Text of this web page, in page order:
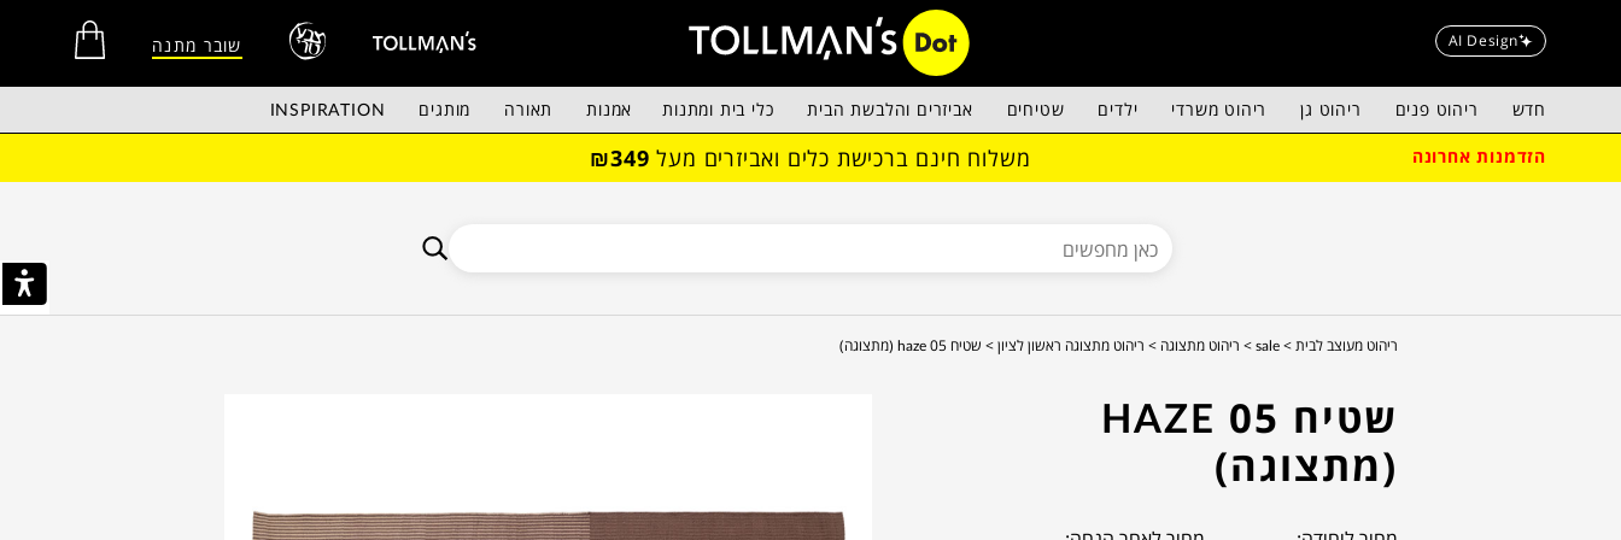
AI Design שובר מתנה
חדש ריהוט פנים ריהוט גן ריהוט משרדי ילדים שטיחים אביזרים והלבשת הבית כלי בית ומתנות אמנות תאורה מותגים INSPIRATION
הזדמנות אחרונה משלוח חינם ברכישת כלים ואביזרים מעל ₪349
ריהוט מעוצב לבית > sale > ריהוט מתצוגה > ריהוט מתצוגה ראשון לציון > שטיח haze 05 (מתצוגה)
שטיח HAZE 05
(מתצוגה)